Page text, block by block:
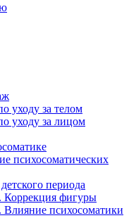
уходу за телом
уходу за лицом
психосоматических
периода
Коррекция фигуры
Влияние психосоматики